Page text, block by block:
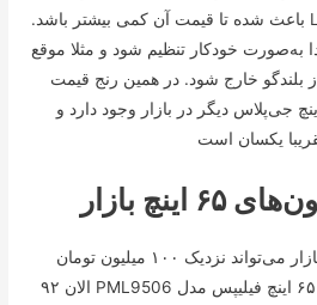
تطبیقی صدا در مدل LU821S باعث شده تا قیمت آن کمی بیشتر باشد.
به‌صورت خودکار تنظیم شود و مثلا موقع
بلندگو خارج شود. در همین رنج قیمت
هفت تلویزیون ۶۵ اینچ جی‌پلاس دیگر در بازار وجود دارد و
یکسان است
بازار
گران‌ترین تلویزیون ۶۵ اینچ بازار می‌تواند نزدیک ۱۰۰ میلیون تومان
قیمت داشته باشد. تلویزیون ۶۵ اینچ فیلیپس مدل PML9506 الان ۹۲